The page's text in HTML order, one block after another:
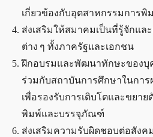
เกี่ยวข้องกับอุตสาหกรรมการ
ส่งเสริมให้สมาคมเป็นที่รู้จักแล
ต่าง ๆ ทั้งภาครัฐและเอกชน
ฝึกอบรมและพัฒนาทักษะของบุ
ร่วมกับสถาบันการศึกษาในกา
เพื่อรองรับการเติบโตและขยา
พิมพ์และบรรจุภัณฑ์
ส่งเสริมความรับผิดชอบต่อสังค